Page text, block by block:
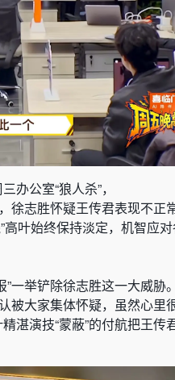
公室“狼人杀”，
徐志胜怀疑王传君表现不正
叶始终保持淡定，机智应对
一举铲除徐志胜这一大威胁
被大家集体怀疑，虽然心里
湛演技“蒙蔽”的付航把王传